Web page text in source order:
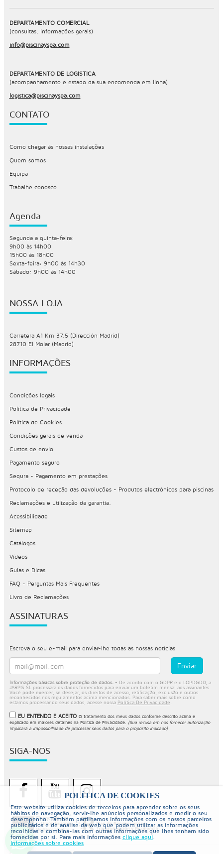
POLÍTICA DE COOKIES
Este website utiliza cookies de terceiros para aprender sobre os seus
hábitos de navegação, servir-lhe anúncios personalizados e medir o seu
desempenho. Também partilhamos informações com os nossos parceiros
publicitários e de análise da web que podem utilizar as informações
recolhidas e combiná-las com outras informações que lhes tenham sido
fornecidas por si. Para mais informações clique aqui.
Informações sobre cookies
DEPARTAMENTO COMERCIAL
(consultas, informações gerais)
info@piscinayspa.com
DEPARTAMENTO DE LOGÍSTICA
(acompanhamento e estado da sua encomenda em linha)
logistica@piscinayspa.com
CONTATO
Como chegar às nossas instalações
Quem somos
Equipa
Trabalhe conosco
Agenda
Segunda a quinta-feira:
9h00 às 14h00
15h00 às 18h00
Sexta-feira: 9h00 às 14h30
Sábado: 9h00 às 14h00
NOSSA LOJA
Carretera A1 Km 37.5 (Dirección Madrid)
28710 El Molar (Madrid)
INFORMAÇÕES
Condições legais
Política de Privacidade
Política de Cookies
Condições gerais de venda
Custos de envio
Pagamento seguro
Sequra - Pagamento em prestações
Protocolo de receção das devoluções - Produtos electrónicos para piscinas
Reclamações e utilização da garantia.
Acessibilidade
Sitemap
Catálogos
Vídeos
Guias e Dicas
FAQ - Perguntas Mais Frequentes
Livro de Reclamações
ASSINATURAS
Escreva o seu e-mail para enviar-lhe todas as nossas notícias
Informações básicas sobre proteção de dados. - De acordo com o GDPR e o LOPDGDD, a
JARPIS SL processará os dados fornecidos para enviar um boletim mensal aos assinantes.
Você pode exercer, se desejar, os direitos de acesso, retificação, exclusão e outros
reconhecidos nos regulamentos acima mencionados. Para saber mais sobre como
estamos processando seus dados, acesse nossa Política De Privacidade
EU ENTENDO E ACEITO O tratamento dos meus dados conforme descrito acima e
explicado em maiores detalhes na Política de Privacidade. (Sua recusa em nos fornecer autorização
implicará a impossibilidade de processar seus dados para o propósito indicado)
SIGA-NOS